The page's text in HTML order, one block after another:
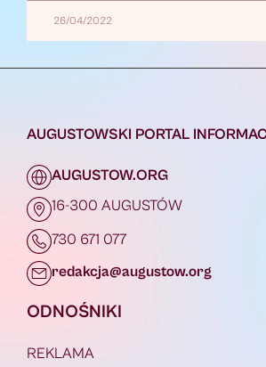
26/04/2022
AUGUSTOWSKI PORTAL
AUGUSTOW.ORG
16-300 AUGUSTÓW
730 671 077
redakcja@augustow.org
ODNOŚNIKI
REKLAMA